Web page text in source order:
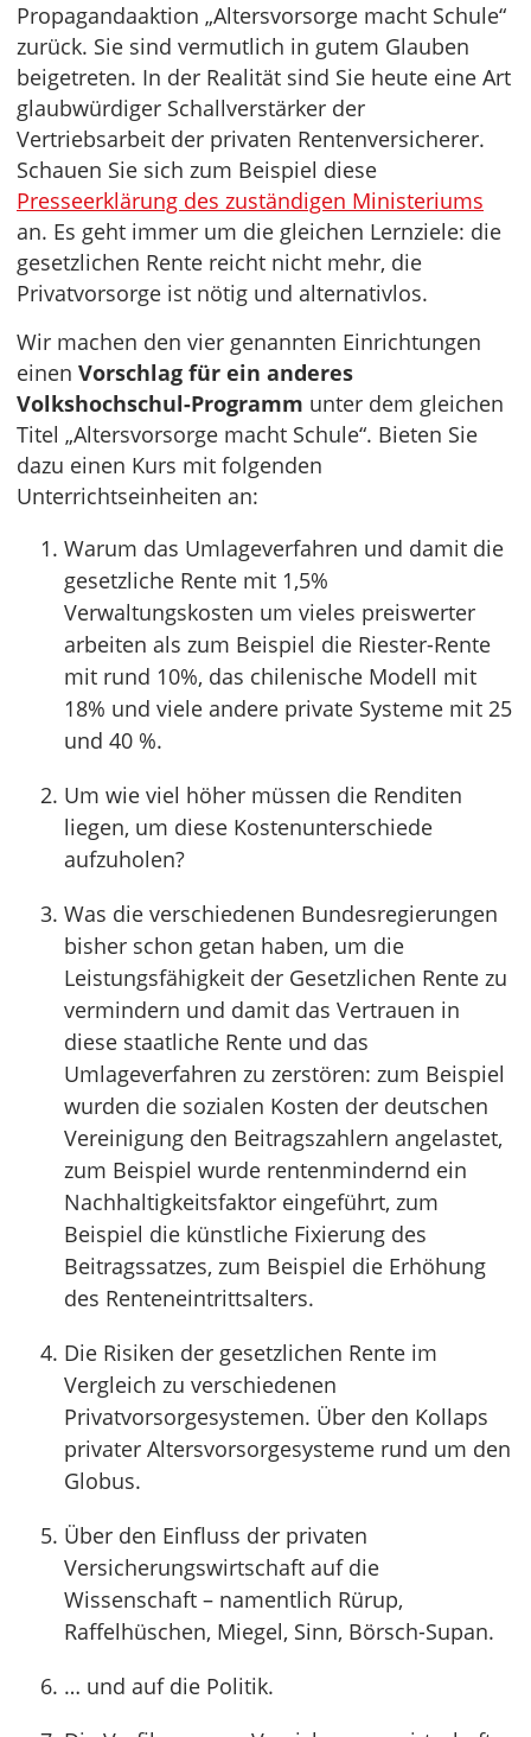
Propagandaaktion „Altersvorsorge macht Schule“
zurück. Sie sind vermutlich in gutem Glauben
beigetreten. In der Realität sind Sie heute eine Art
glaubwürdiger Schallverstärker der
Vertriebsarbeit der privaten Rentenversicherer.
Schauen Sie sich zum Beispiel diese
Presseerklärung des zuständigen Ministeriums
an. Es geht immer um die gleichen Lernziele: die
gesetzlichen Rente reicht nicht mehr, die
Privatvorsorge ist nötig und alternativlos.
Wir machen den vier genannten Einrichtungen
einen Vorschlag für ein anderes
Volkshochschul-Programm unter dem gleichen
Titel „Altersvorsorge macht Schule“. Bieten Sie
dazu einen Kurs mit folgenden
Unterrichtseinheiten an:
Warum das Umlageverfahren und damit die
gesetzliche Rente mit 1,5%
Verwaltungskosten um vieles preiswerter
arbeiten als zum Beispiel die Riester-Rente
mit rund 10%, das chilenische Modell mit
18% und viele andere private Systeme mit 25
und 40 %.
Um wie viel höher müssen die Renditen
liegen, um diese Kostenunterschiede
aufzuholen?
Was die verschiedenen Bundesregierungen
bisher schon getan haben, um die
Leistungsfähigkeit der Gesetzlichen Rente zu
vermindern und damit das Vertrauen in
diese staatliche Rente und das
Umlageverfahren zu zerstören: zum Beispiel
wurden die sozialen Kosten der deutschen
Vereinigung den Beitragszahlern angelastet,
zum Beispiel wurde rentenmindernd ein
Nachhaltigkeitsfaktor eingeführt, zum
Beispiel die künstliche Fixierung des
Beitragssatzes, zum Beispiel die Erhöhung
des Renteneintrittsalters.
Die Risiken der gesetzlichen Rente im
Vergleich zu verschiedenen
Privatvorsorgesystemen. Über den Kollaps
privater Altersvorsorgesysteme rund um den
Globus.
Über den Einfluss der privaten
Versicherungswirtschaft auf die
Wissenschaft – namentlich Rürup,
Raffelhüschen, Miegel, Sinn, Börsch-Supan.
… und auf die Politik.